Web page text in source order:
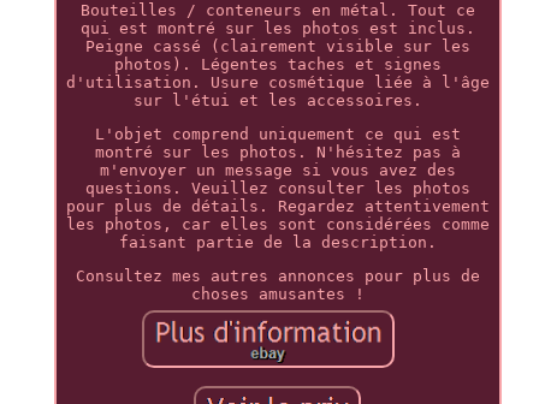
Bouteilles / conteneurs en métal. Tout ce
qui est montré sur les photos est inclus.
Peigne cassé (clairement visible sur les
photos). Légentes taches et signes
d'utilisation. Usure cosmétique liée à l'âge
sur l'étui et les accessoires.
L'objet comprend uniquement ce qui est
montré sur les photos. N'hésitez pas à
m'envoyer un message si vous avez des
questions. Veuillez consulter les photos
pour plus de détails. Regardez attentivement
les photos, car elles sont considérées comme
faisant partie de la description.
Consultez mes autres annonces pour plus de
choses amusantes !